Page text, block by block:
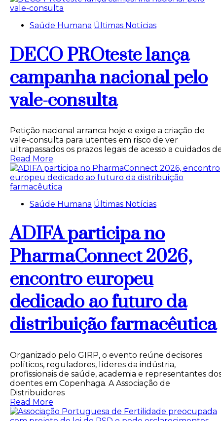
Saúde Humana Últimas Notícias
DECO PROteste lança
campanha nacional pelo
vale-consulta
Petição nacional arranca hoje e exige a criação de
vale-consulta para utentes em risco de ver
ultrapassados os prazos legais de acesso a cuidados
Read More
Saúde Humana Últimas Notícias
ADIFA participa no
PharmaConnect 2026,
encontro europeu
dedicado ao futuro da
distribuição farmacêutica
Organizado pelo GIRP, o evento reúne decisores
políticos, reguladores, líderes da indústria,
profissionais de saúde, academia e representantes
doentes em Copenhaga. A Associação de
Distribuidores
Read More